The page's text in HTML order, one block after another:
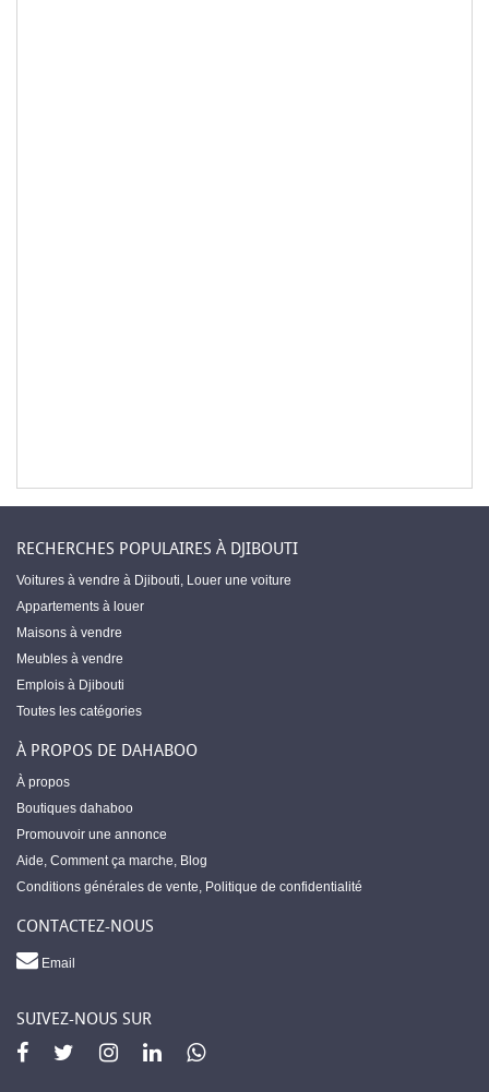
RECHERCHES POPULAIRES À DJIBOUTI
Voitures à vendre à Djibouti, Louer une voiture
Appartements à louer
Maisons à vendre
Meubles à vendre
Emplois à Djibouti
Toutes les catégories
À PROPOS DE DAHABOO
À propos
Boutiques dahaboo
Promouvoir une annonce
Aide, Comment ça marche, Blog
Conditions générales de vente, Politique de confidentialité
CONTACTEZ-NOUS
Email
SUIVEZ-NOUS SUR